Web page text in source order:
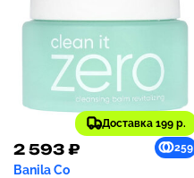
Доставка 199 р.
2 593 ₽ 259
Banila Co